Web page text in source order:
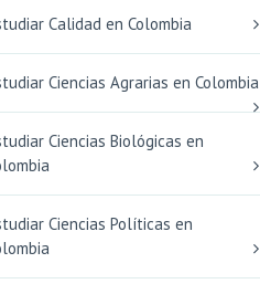
Calidad en Colombia
Ciencias Agrarias en Colombia
Ciencias Biológicas en
Ciencias Políticas en